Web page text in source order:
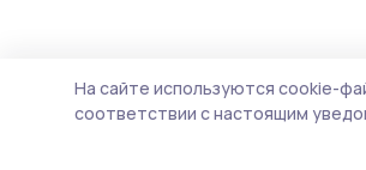
На сайте используются cookie-
соответствии с настоящим